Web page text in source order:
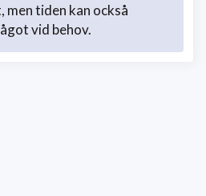
tiden kan också
vid behov.